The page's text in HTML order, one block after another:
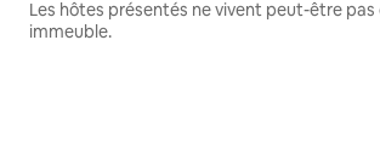
Les hôtes présentés ne vivent peut-être
immeuble.